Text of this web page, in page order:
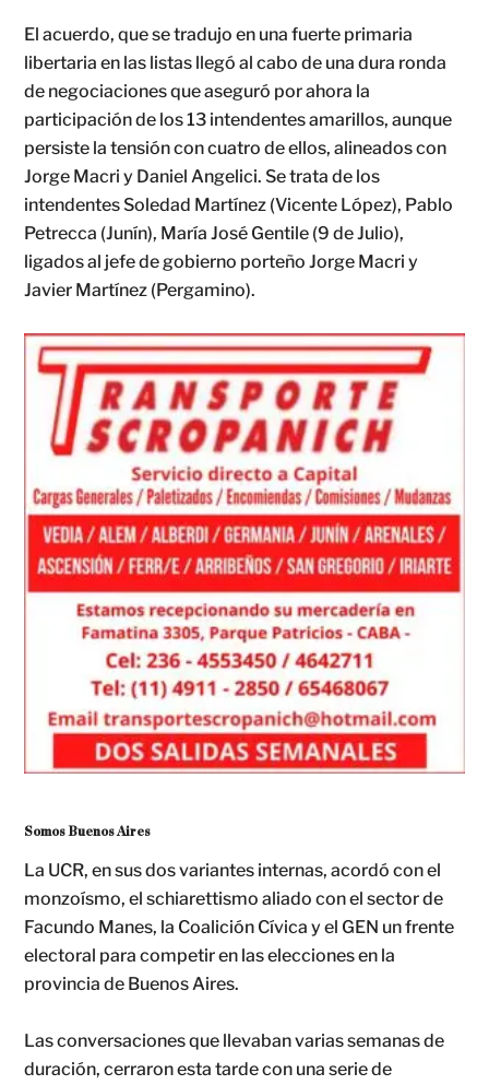
El acuerdo, que se tradujo en una fuerte primaria
libertaria en las listas llegó al cabo de una dura ronda
de negociaciones que aseguró por ahora la
participación de los 13 intendentes amarillos, aunque
persiste la tensión con cuatro de ellos, alineados con
Jorge Macri y Daniel Angelici. Se trata de los
intendentes Soledad Martínez (Vicente López), Pablo
Petrecca (Junín), María José Gentile (9 de Julio),
ligados al jefe de gobierno porteño Jorge Macri y
Javier Martínez (Pergamino).
Somos Buenos Aires
La UCR, en sus dos variantes internas, acordó con el
monzoísmo, el schiarettismo aliado con el sector de
Facundo Manes, la Coalición Cívica y el GEN un frente
electoral para competir en las elecciones en la
provincia de Buenos Aires.
Las conversaciones que llevaban varias semanas de
duración, cerraron esta tarde con una serie de